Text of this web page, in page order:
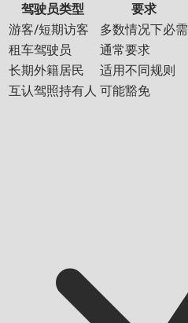
驾驶员类型 要求
游客/短期访客
多数情况下必需
租车驾驶员
通常要求
长期外籍居民
适用不同规则
互认驾照持有人 可能豁免